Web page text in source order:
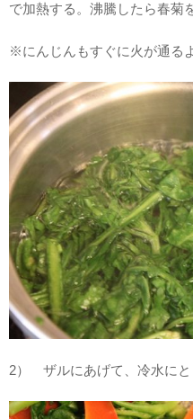
で加熱する。沸騰したら春菊
※にんじんもすぐに火が通る
2） ザルにあげて、冷水にと